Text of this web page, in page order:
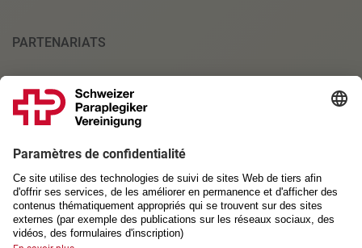
PARTENARIATS